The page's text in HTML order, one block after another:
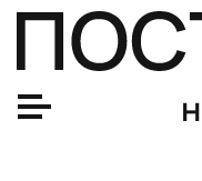
Высота снежного